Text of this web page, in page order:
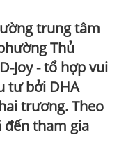
trung tâm
Thủ
Joy - tổ hợp vui
tư bởi DHA
trương. Theo
đến tham gia